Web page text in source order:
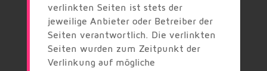
verlinkten Seiten ist stets der
jeweilige Anbieter oder Betreiber der
Seiten verantwortlich. Die verlinkten
Seiten wurden zum Zeitpunkt der
Verlinkung auf mögliche